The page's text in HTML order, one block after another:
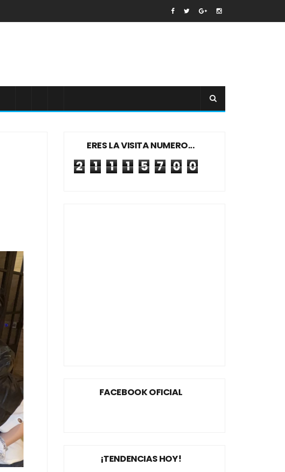
ERES LA VISITA NUMERO...
2 1 1 1 5 7 0 0
FACEBOOK OFICIAL
¡TENDENCIAS HOY!